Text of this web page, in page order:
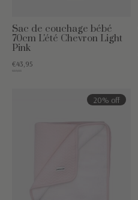
Sac de couchage bébé
70cm L'été Chevron Light
Pink
€43,95
€54,95
20% off